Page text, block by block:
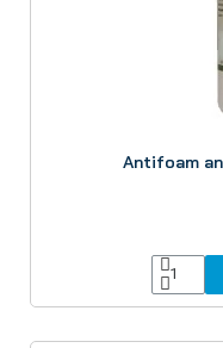
Antifoam